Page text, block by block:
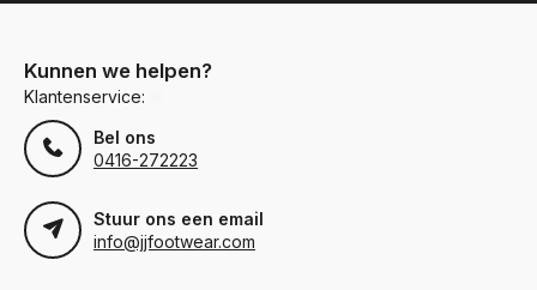
Kunnen we helpen?
Klantenservice:
Bel ons
0416-272223
Stuur ons een email
info@jjfootwear.com